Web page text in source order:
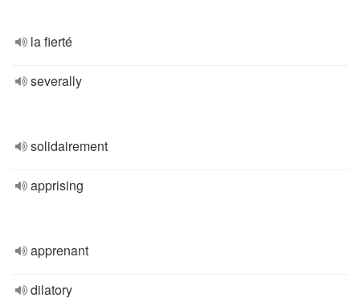
la fierté
severally
solidairement
apprising
apprenant
dilatory